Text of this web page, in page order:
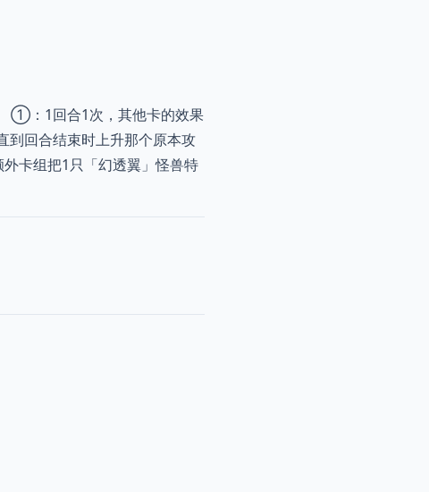
①：1回合1次，其他卡的效果
到回合结束时上升那个原本攻
卡组把1只「幻透翼」怪兽特